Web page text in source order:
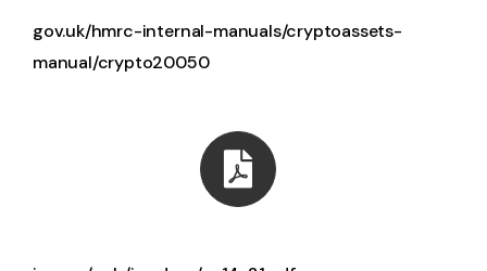
gov.uk/hmrc-internal-manuals/cryptoassets-
manual/crypto20050